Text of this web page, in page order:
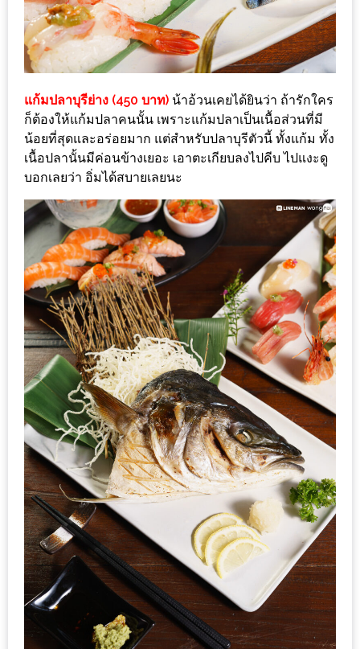
กับ
แผนที่
ร้าน
กระทะ
เชียงใหม่
งบ
ไม่
บาน
ปลาย
อิ่ม
ชิ
ลล์
ไม่
เกิน
200
บาท
ชี้
เบาะแส
ความ
อร่อย
ตาม
รอย
อ้วน
ชวน
แก้มปลาบุรีย่าง (450 บาท) น้าอ้วนเคยได้ยินว่า ถ้ารักใคร
ก็ต้องให้แก้มปลาคนนั้น เพราะแก้มปลาเป็นเนื้อส่วนที่มี
น้อยที่สุดและอร่อยมาก แต่สำหรับปลาบุรีตัวนี้ ทั้งแก้ม ทั้ง
เนื้อปลานั้นมีค่อนข้างเยอะ เอาตะเกียบลงไปคีบ ไปแงะดู
บอกเลยว่า อิ่มได้สบายเลยนะ